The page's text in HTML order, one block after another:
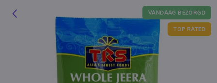
VANDAAG BEZORGD
TOP RATED